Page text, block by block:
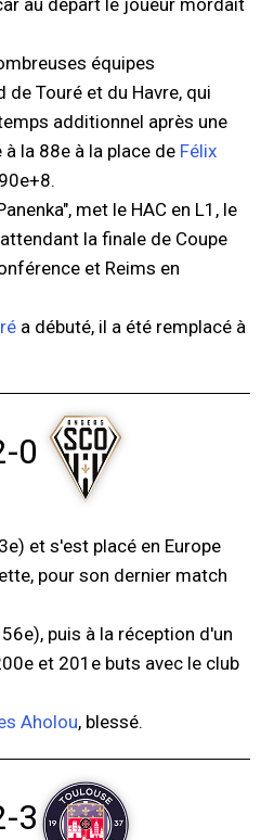
au départ le joueur mordait
équipes
Touré et du Havre, qui
additionnel après une
la 88e à la place de Félix
met le HAC en L1, le
la finale de Coupe
et Reims en
a débuté, il a été remplacé à
0
et s'est placé en Europe
pour son dernier match
puis à la réception d'un
et 201e buts avec le club
Aholou, blessé.
3